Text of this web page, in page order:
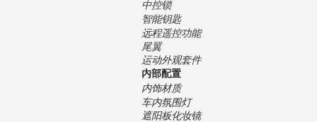
中控锁
智能钥匙
远程遥控功能
尾翼
运动外观套件
内部配置
内饰材质
车内氛围灯
遮阳板化妆镜